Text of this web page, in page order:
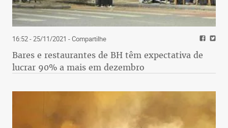
16:52 - 25/11/2021 - Compartilhe
Bares e restaurantes de BH têm expectativa de
lucrar 90% a mais em dezembro